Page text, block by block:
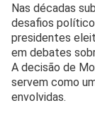
Nas décadas
desafios
presidentes
em debates
A decisão de
servem como
envolvidas.